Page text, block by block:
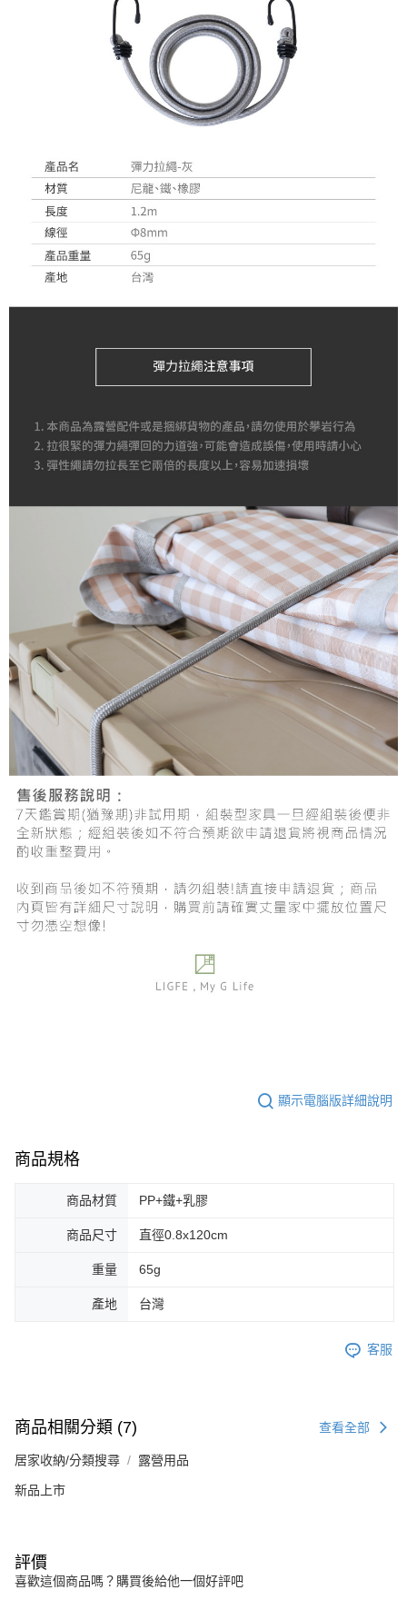
顯示電腦版詳細說明
商品規格
商品材質 PP+鐵+乳膠
商品尺寸 直徑0.8x120cm
重量 65g
產地 台灣
客服
商品相關分類 (7) 查看全部
居家收納/分類搜尋 露營用品
新品上市
評價
喜歡這個商品嗎？購買後給他一個好評吧